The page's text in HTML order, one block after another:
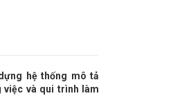
hệ thống mô tả
việc và qui trình làm